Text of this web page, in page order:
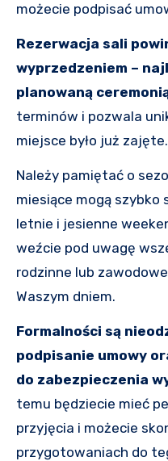
możecie podpisać
Rezerwacja sali
wyprzedzeniem –
planowaną
terminów i pozwala
miejsce było już zajęte.
Należy pamiętać o
miesiące mogą szybko
letnie i jesienne
weźcie pod uwagę
rodzinne lub
Waszym dniem.
Formalności są
podpisanie umowy
do zabezpieczenia
temu będziecie mieć
przyjęcia i możecie
przygotowaniach do